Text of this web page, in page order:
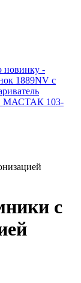
новинку -
1889NV с
МАСТАК 103-
с